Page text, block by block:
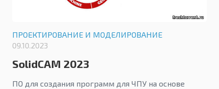
ПРОЕКТИРОВАНИЕ И МОДЕЛИРОВАНИЕ
09.10.2023
SolidCAM 2023
ПО для создания программ для ЧПУ на основе